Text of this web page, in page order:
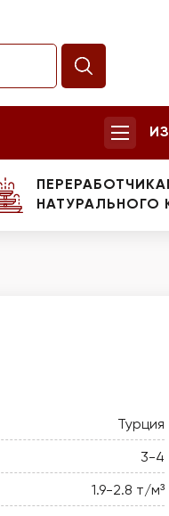
НАТУРАЛЬНОГО
Турция
3-4
1.9-2.8 т/м³